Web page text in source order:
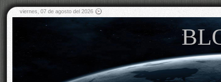
viernes, 07 de agosto del 2026